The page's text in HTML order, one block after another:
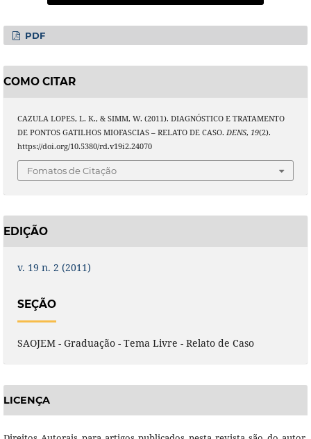
PDF
COMO CITAR
CAZULA LOPES, L. K., & SIMM, W. (2011). DIAGNÓSTICO E TRATAMENTO
DE PONTOS GATILHOS MIOFASCIAS – RELATO DE CASO. DENS, 19(2).
https://doi.org/10.5380/rd.v19i2.24070
Fomatos de Citação
EDIÇÃO
v. 19 n. 2 (2011)
SEÇÃO
SAOJEM - Graduação - Tema Livre - Relato de Caso
LICENÇA